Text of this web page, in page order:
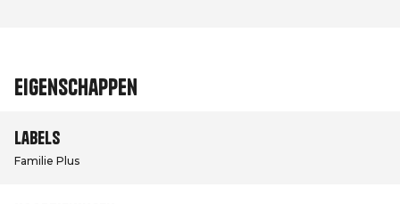
Eigenschappen
Labels
Familie Plus